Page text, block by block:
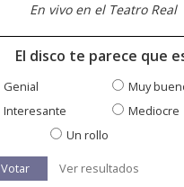
En vivo en el Teatro Real
El disco te parece que
Genial
Muy
Interesante
Mediocre
Un rollo
Votar Ver resultados